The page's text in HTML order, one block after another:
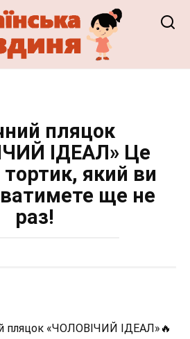
пляцок
ІДЕАЛ» Це
який ви
ще не
раз!
пляцок «ЧОЛОВІЧИЙ ІДЕАЛ»🔥